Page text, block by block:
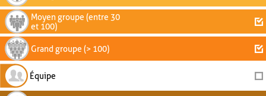
Moyen groupe (entre 30
et 100)
Grand groupe (> 100)
Équipe